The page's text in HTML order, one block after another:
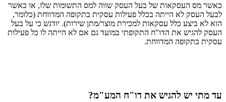
כאשר מס העסקאות של בעל העסק שווה למס התשומות שלו, או כאשר
לבעל העסק לא הייתה בכלל פעילות עסקית בתקופה המדווחת (כלומר,
הוא לא ביצע כלל עסקאות למכירת מוצר/מתן שירות). יודגש כי על בעל
העסק להגיש את הדו"ח התקופתי במועד גם אם לא הייתה לו כל פעילות
עסקית בתקופה המדווחת.
עד מתי יש להגיש את דו"ח המע"מ?